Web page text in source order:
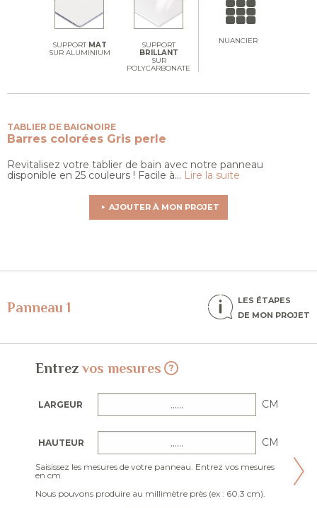
SUPPORT MAT
SUR ALUMINIUM
SUPPORT
BRILLANT
SUR
POLYCARBONATE
NUANCIER
TABLIER DE BAIGNOIRE
Barres colorées Gris perle
Revitalisez votre tablier de bain avec notre panneau
disponible en 25 couleurs ! Facile à... Lire la suite
AJOUTER À MON PROJET
Panneau 1
LES ÉTAPES
DE MON PROJET
Entrez vos mesures
LARGEUR CM
HAUTEUR CM
Saisissez les mesures de votre panneau. Entrez vos mesures
en cm.
Nous pouvons produire au millimètre près (ex : 60.3 cm).